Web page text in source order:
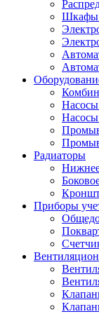
Шкафы
Радиаторы
Приборы